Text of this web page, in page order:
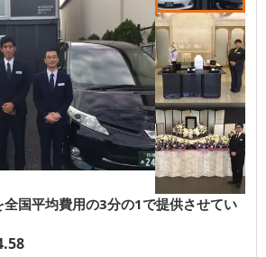
国平均費用の3分の1で提供させてい